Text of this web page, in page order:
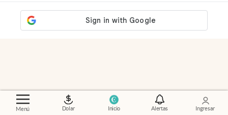
Menú Dolar Inicio Alertas Ingresar